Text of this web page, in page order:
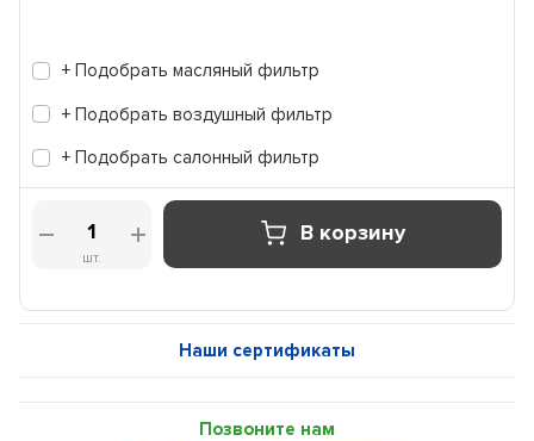
+ Подобрать масляный фильтр
+ Подобрать воздушный фильтр
+ Подобрать салонный фильтр
шт.
В корзину
Наши сертификаты
Позвоните нам